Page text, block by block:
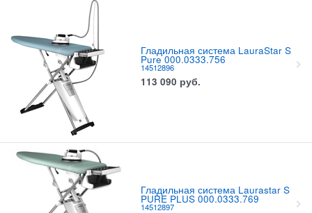
Гладильная система LauraStar S
Pure 000.0333.756
14512896
113 090 руб.
Гладильная система Laurastar S
PURE PLUS 000.0333.769
14512897